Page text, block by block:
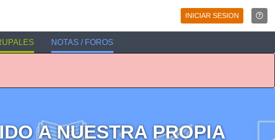
INICIAR SESION
NOTAS / FOROS
A NUESTRA PROPIA